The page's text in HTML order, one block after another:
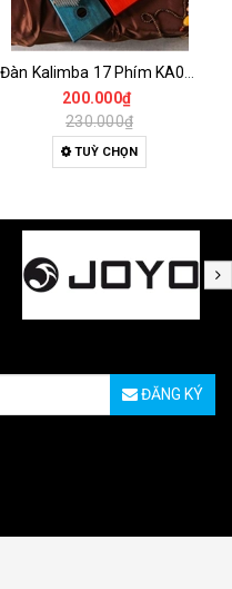
200.000₫
230.000₫
TUỲ CHỌN
ĐĂNG KÝ